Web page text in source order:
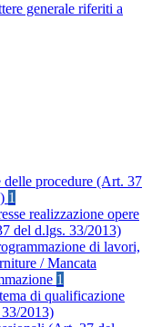
generale riferiti a
delle procedure (Art. 37
1
realizzazione opere
del d.lgs. 33/2013)
di lavori,
/ Mancata
1
di qualificazione
2013)